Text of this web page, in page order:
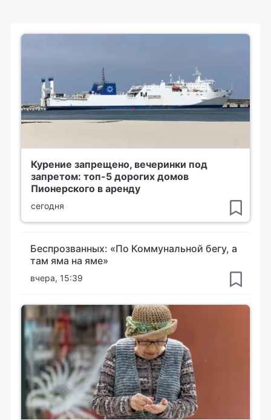
Курение запрещено, вечеринки под
запретом: топ-5 дорогих домов
Пионерского в аренду
сегодня
Беспрозванных: «По Коммунальной бегу, а
там яма на яме»
вчера, 15:39